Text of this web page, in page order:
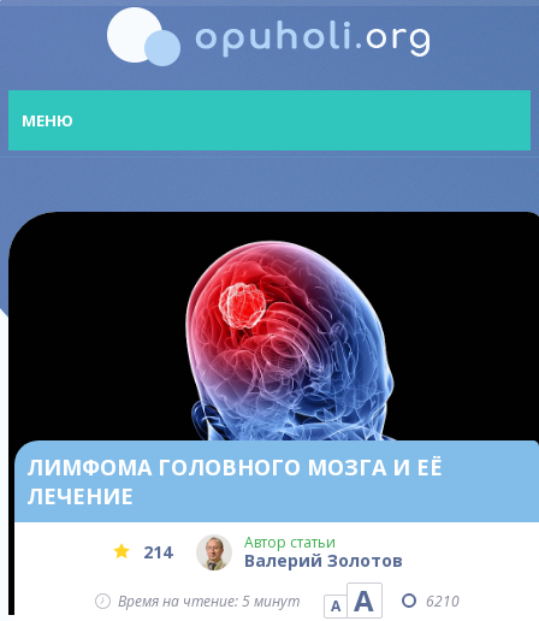
МЕНЮ
ЛИМФОМА ГОЛОВНОГО МОЗГА И ЕЁ
ЛЕЧЕНИЕ
214 Автор статьи
Валерий Золотов
Время на чтение: 5 минут А А 6210